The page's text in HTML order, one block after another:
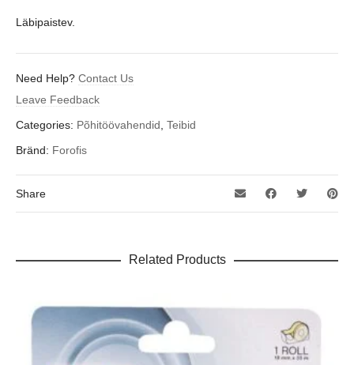
Läbipaistev.
Need Help? Contact Us
Leave Feedback
Categories: Põhitöövahendid, Teibid
Bränd: Forofis
Share
Related Products